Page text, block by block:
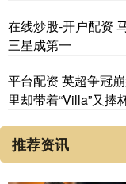
在线炒股-开户配资
三星成第一
平台配资 英超争冠
里却带着“Villa”又捧
推荐资讯